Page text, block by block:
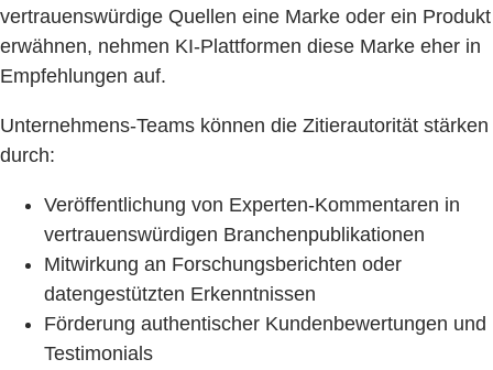
vertrauenswürdige Quellen eine Marke oder ein Produkt
erwähnen, nehmen KI-Plattformen diese Marke eher in
Empfehlungen auf.
Unternehmens-Teams können die Zitierautorität stärken
durch:
Veröffentlichung von Experten-Kommentaren in
vertrauenswürdigen Branchenpublikationen
Mitwirkung an Forschungsberichten oder
datengestützten Erkenntnissen
Förderung authentischer Kundenbewertungen und
Testimonials